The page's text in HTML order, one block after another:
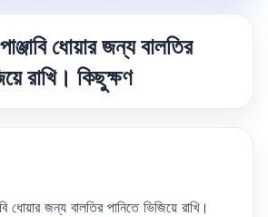
ধোয়ার জন্য বালতির
রাখি। কিছুক্ষণ
ধোয়ার জন্য বালতির পানিতে ভিজিয়ে রাখি।